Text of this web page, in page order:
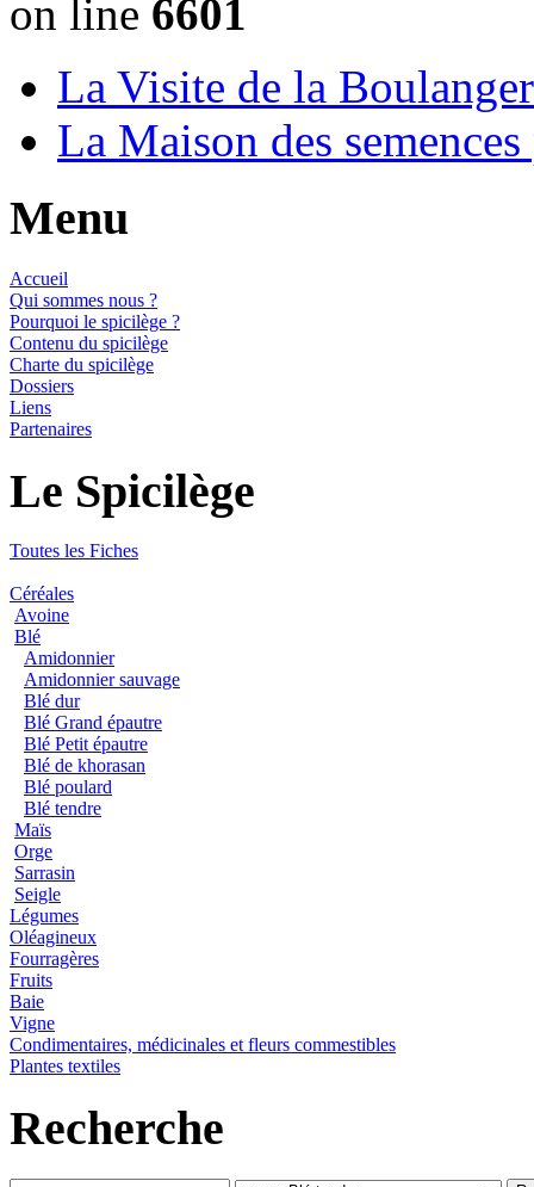
on line 6601
La Visite de la
La Maison des
Menu
Accueil
Qui sommes nous ?
Pourquoi le spicilège ?
Contenu du spicilège
Charte du spicilège
Dossiers
Liens
Partenaires
Le Spicilège
Toutes les Fiches
Céréales
Avoine
Blé
Amidonnier
Amidonnier sauvage
Blé dur
Blé Grand épautre
Blé Petit épautre
Blé de khorasan
Blé poulard
Blé tendre
Maïs
Orge
Sarrasin
Seigle
Légumes
Oléagineux
Fourragères
Fruits
Baie
Vigne
Condimentaires, médicinales et fleurs commestibles
Plantes textiles
Recherche